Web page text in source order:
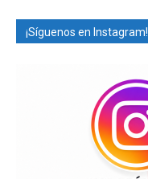
¡Síguenos en Instagram!